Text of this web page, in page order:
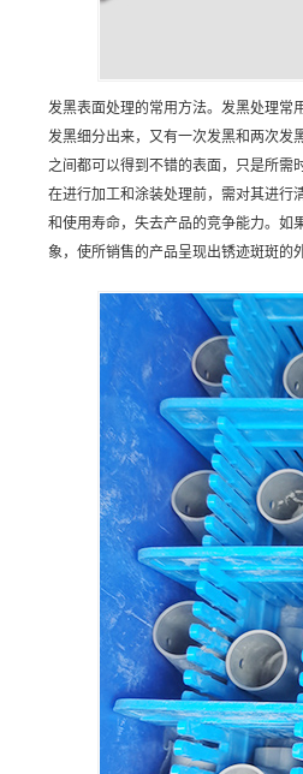
发黑表面处理的常用方法。发黑处理常
发黑细分出来，又有一次发黑和两次发
之间都可以得到不错的表面，只是所需
在进行加工和涂装处理前，需对其进行
和使用寿命，失去产品的竞争能力。如
象，使所销售的产品呈现出锈迹斑斑的